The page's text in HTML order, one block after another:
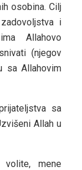
osobina. Cilj
i
Allahovo
(njegov
sa Allahovim
sa
Allah u
volite, mene